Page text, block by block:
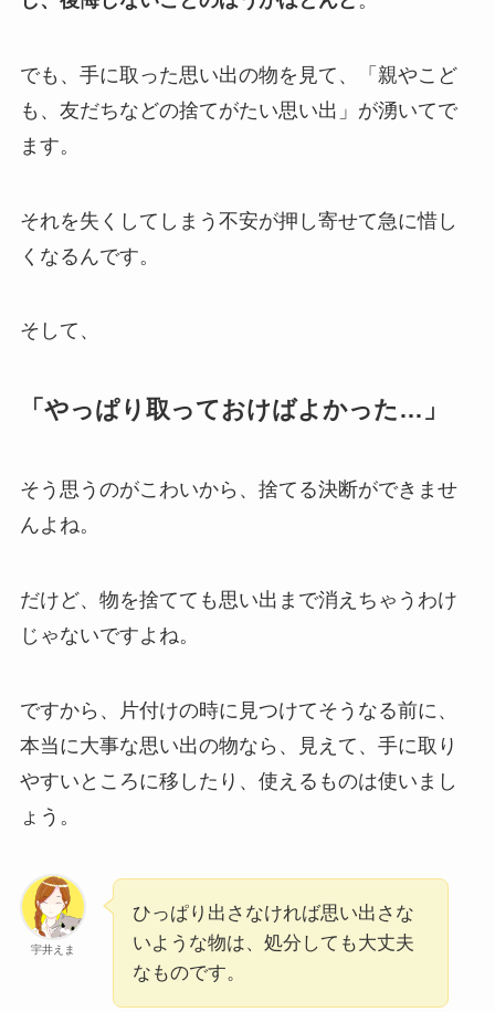
でも、手に取った思い出の物を見て、「親やこど
も、友だちなどの捨てがたい思い出」が湧いてで
ます。
それを失くしてしまう不安が押し寄せて急に惜し
くなるんです。
そして、
「やっぱり取っておけばよかった…」
そう思うのがこわいから、捨てる決断ができませ
んよね。
だけど、物を捨てても思い出まで消えちゃうわけ
じゃないですよね。
ですから、片付けの時に見つけてそうなる前に、
本当に大事な思い出の物なら、見えて、手に取り
やすいところに移したり、使えるものは使いまし
ょう。
宇井えま
ひっぱり出さなければ思い出さな
いような物は、処分しても大丈夫
なものです。